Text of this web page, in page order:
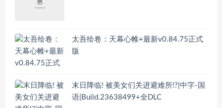
太吾绘卷：天幕心帷+最新v0.84.75正式
版
末日降临! 被美女们关进避难所!?|中字-国
语|Build.23638499+全DLC